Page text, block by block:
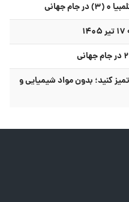
ترفند ۵ دقیقه‌ای تمیز کنید؛ بدون مواد شیمیایی و